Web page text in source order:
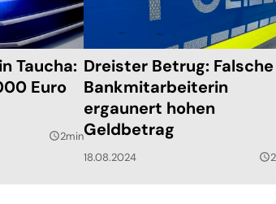
Taucha:
Euro
query_builder2min
Dreister Betrug: Falsche
Bankmitarbeiterin
ergaunert hohen
Geldbetrag
18.08.2024 query_builder